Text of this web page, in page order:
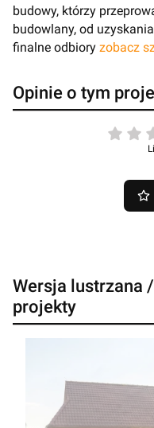
budowy, którzy
budowlany, od
finalne odbiory zobacz
Opinie o tym
Wersja lustrzana
projekty